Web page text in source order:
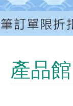
發酵技術
購物說明
產品館